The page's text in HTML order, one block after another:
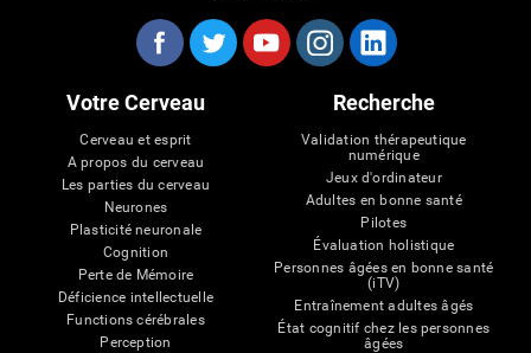
Votre Cerveau
Cerveau et esprit
A propos du cerveau
Les parties du cerveau
Neurones
Plasticité neuronale
Cognition
Perte de Mémoire
Déficience intellectuelle
Functions cérébrales
Perception
Recherche
Validation thérapeutique
numérique
Jeux d'ordinateur
Adultes en bonne santé
Pilotes
Évaluation holistique
Personnes âgées en bonne santé
(iTV)
Entraînement adultes âgés
État cognitif chez les personnes
âgées